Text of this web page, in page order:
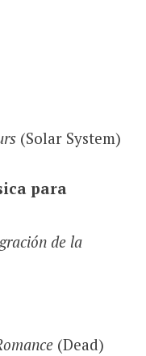
(Solar System)
para
de la
(Dead)